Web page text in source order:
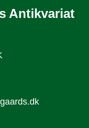
Antikvariat